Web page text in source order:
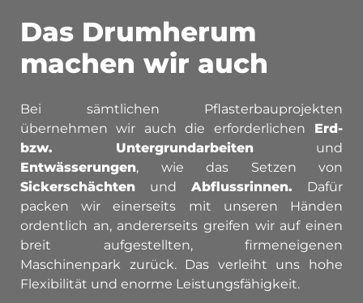
Das Drumherum
machen wir auch
Bei sämtlichen Pflasterbauprojekten
übernehmen wir auch die erforderlichen Erd-
bzw. Untergrundarbeiten und
Entwässerungen, wie das Setzen von
Sickerschächten und Abflussrinnen. Dafür
packen wir einerseits mit unseren Händen
ordentlich an, andererseits greifen wir auf einen
breit aufgestellten, firmeneigenen
Maschinenpark zurück. Das verleiht uns hohe
Flexibilität und enorme Leistungsfähigkeit.